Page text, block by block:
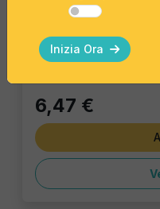
Gin Flower
Pezzo Singolo
6,47 €
Inizia Ora